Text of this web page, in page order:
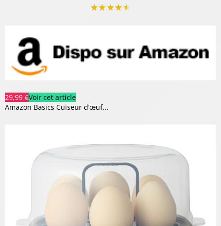
★★★★★
29,99 €Voir cet article
Amazon Basics Cuiseur d’œuf...